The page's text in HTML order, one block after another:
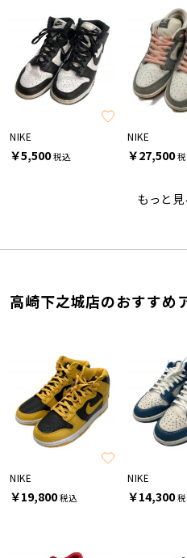
NIKE
￥5,500税込
NIKE
￥27,500
もっと見
高崎下之城店のおすすめ
NIKE
￥19,800税込
NIKE
￥14,300